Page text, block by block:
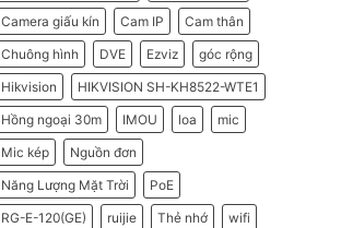
Camera giấu kín
Cam IP
Cam thân
Chuông hình
DVE Ezviz
góc rộng
Hikvision
HIKVISION SH-KH8522-WTE1
Hồng ngoại 30m
IMOU loa
mic
Mic kép
Nguồn đơn
Năng Lượng Mặt Trời
PoE
RG-E-120(GE)
ruijie Thẻ nhớ
wifi